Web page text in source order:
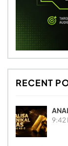
RECENT
9:42